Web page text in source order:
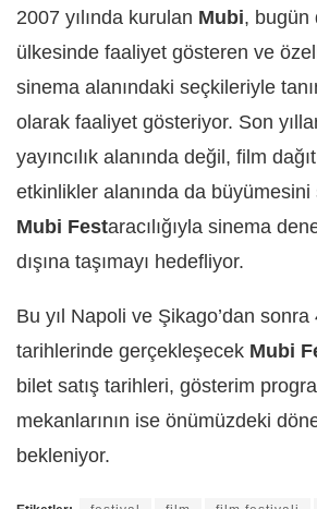
2007 yılında kurulan Mubi, bugün
ülkesinde faaliyet gösteren ve
sinema alanındaki seçkileriyle
olarak faaliyet gösteriyor. Son
yayıncılık alanında değil, film
etkinlikler alanında da
Mubi Festaracılığıyla sinema
dışına taşımayı hedefliyor.
Bu yıl Napoli ve Şikago’dan sonra
tarihlerinde gerçekleşecek Mubi
bilet satış tarihleri, gösterim
mekanlarının ise önümüzdeki
bekleniyor.